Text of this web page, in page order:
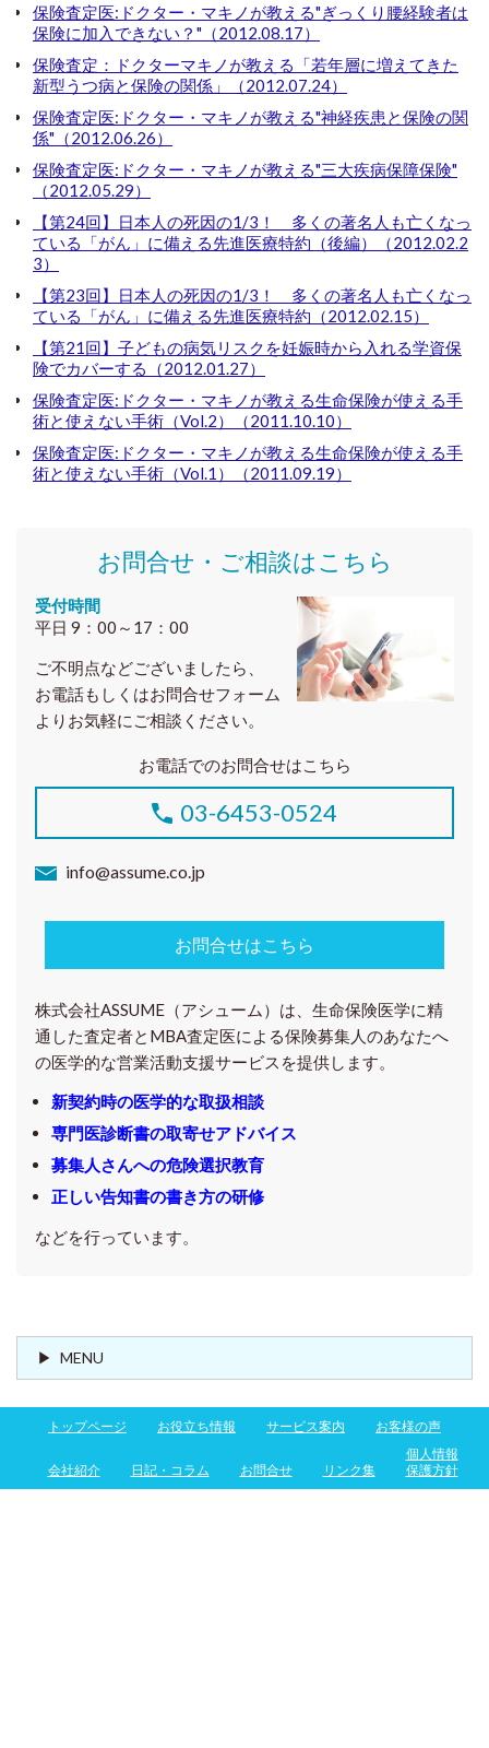
保険査定医:ドクター・マキノが教える"ぎっくり腰経験者は
保険に加入できない？"（2012.08.17）
保険査定：ドクターマキノが教える「若年層に増えてきた
新型うつ病と保険の関係」（2012.07.24）
保険査定医:ドクター・マキノが教える"神経疾患と保険の関
係"（2012.06.26）
保険査定医:ドクター・マキノが教える"三大疾病保障保険"
（2012.05.29）
【第24回】日本人の死因の1/3！ 多くの著名人も亡くなっ
ている「がん」に備える先進医療特約（後編）（2012.02.2
3）
【第23回】日本人の死因の1/3！ 多くの著名人も亡くなっ
ている「がん」に備える先進医療特約（2012.02.15）
【第21回】子どもの病気リスクを妊娠時から入れる学資保
険でカバーする（2012.01.27）
保険査定医:ドクター・マキノが教える生命保険が使える手
術と使えない手術（Vol.2）（2011.10.10）
保険査定医:ドクター・マキノが教える生命保険が使える手
術と使えない手術（Vol.1）（2011.09.19）
お問合せ・ご相談はこちら
受付時間
平日 9：00～17：00
ご不明点などございましたら、
お電話もしくはお問合せフォーム
よりお気軽にご相談ください。
お電話でのお問合せはこちら
03-6453-0524
info@assume.co.jp
お問合せはこちら
株式会社ASSUME（アシューム）は、生命保険医学に精
通した査定者とMBA査定医による保険募集人のあなたへ
の医学的な営業活動支援サービスを提供します。
新契約時の医学的な取扱相談
専門医診断書の取寄せアドバイス
募集人さんへの危険選択教育
正しい告知書の書き方の研修
などを行っています。
MENU
トップページ お役立ち情報 サービス案内 お客様の声
会社紹介 日記・コラム お問合せ リンク集
個人情報
保護方針